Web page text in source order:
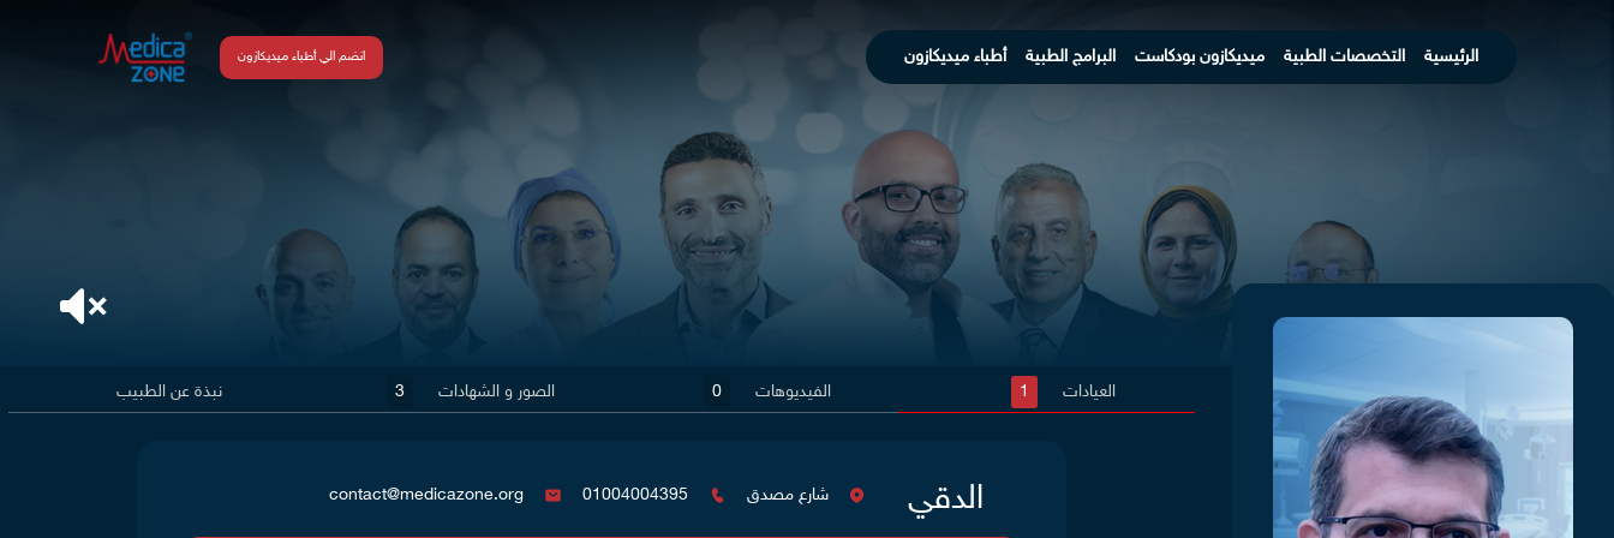
انضم الي أطباء ميديكازون الرئيسية التخصصات الطبية ميديكازون بودكاست البرامج الطبية أطباء ميديكازون
العيادات 1 الفيديوهات 0 الصور و الشهادات 3 نبذة عن الطبيب
الدقي شارع مصدق 01004004395
contact@medicazone.org